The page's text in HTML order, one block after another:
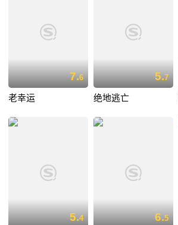
7.6
老幸运
5.7
绝地逃亡
5.4 6.5